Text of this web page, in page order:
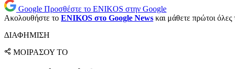
Google Προσθέστε το ENIKOS στην Google
Ακολουθήστε το ENIKOS στο Google News και μάθετε πρώτοι όλες
ΔΙΑΦΗΜΙΣΗ
ΜΟΙΡΑΣΟΥ ΤΟ